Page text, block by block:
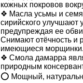
кожных покровов
❖ Масла усьмы и
сирийского улучшают
предупреждая ее
Снимают отёчность и
имеющиеся морщинки.
❖ Смола дамарра
природным
⭕ Мощный,